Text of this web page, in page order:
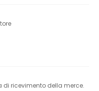
ricevimento della merce.